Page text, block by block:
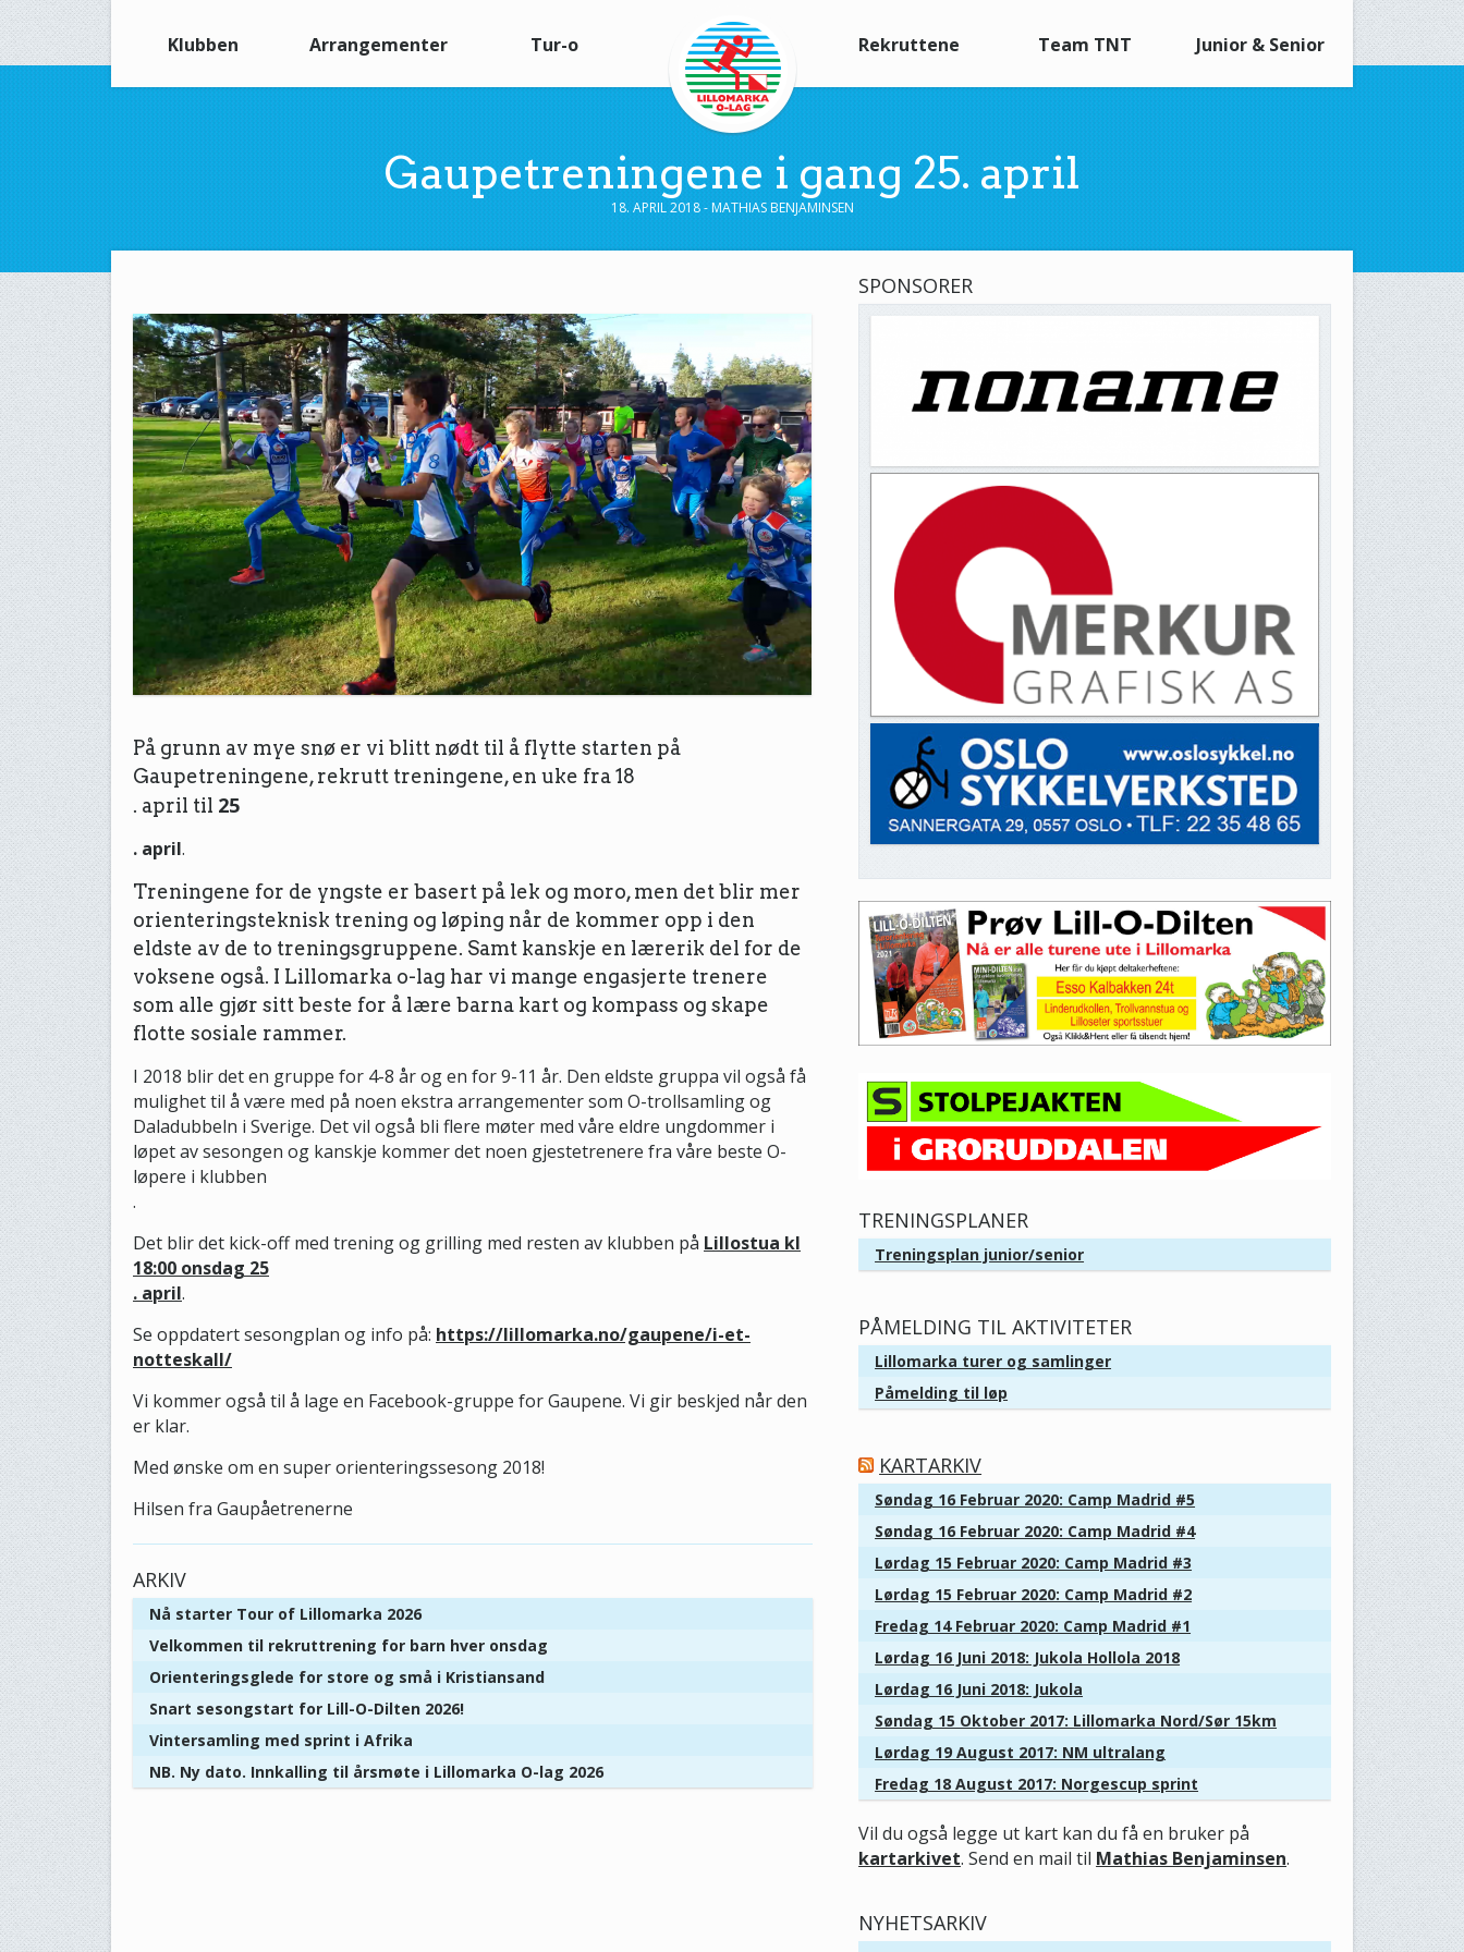
Klubben Arrangementer Tur-o Rekruttene Team TNT Junior & Senior
Gaupetreningene i gang 25. april
18. APRIL 2018 - MATHIAS BENJAMINSEN
På grunn av mye snø er vi blitt nødt til å flytte starten på
Gaupetreningene, rekrutt treningene, en uke fra 18
. april til 25
. april.
Treningene for de yngste er basert på lek og moro, men det blir mer
orienteringsteknisk trening og løping når de kommer opp i den
eldste av de to treningsgruppene. Samt kanskje en lærerik del for de
voksene også. I Lillomarka o-lag har vi mange engasjerte trenere
som alle gjør sitt beste for å lære barna kart og kompass og skape
flotte sosiale rammer.
I 2018 blir det en gruppe for 4-8 år og en for 9-11 år. Den eldste gruppa vil også få
mulighet til å være med på noen ekstra arrangementer som O-trollsamling og
Daladubbeln i Sverige. Det vil også bli flere møter med våre eldre ungdommer i
løpet av sesongen og kanskje kommer det noen gjestetrenere fra våre beste O-
løpere i klubben
.
Det blir det kick-off med trening og grilling med resten av klubben på Lillostua kl
18:00 onsdag 25
. april.
Se oppdatert sesongplan og info på: https://lillomarka.no/gaupene/i-et-
notteskall/
Vi kommer også til å lage en Facebook-gruppe for Gaupene. Vi gir beskjed når den
er klar.
Med ønske om en super orienteringssesong 2018!
Hilsen fra Gaupåetrenerne
ARKIV
Nå starter Tour of Lillomarka 2026
Velkommen til rekruttrening for barn hver onsdag
Orienteringsglede for store og små i Kristiansand
Snart sesongstart for Lill-O-Dilten 2026!
Vintersamling med sprint i Afrika
NB. Ny dato. Innkalling til årsmøte i Lillomarka O-lag 2026
SPONSORER
TRENINGSPLANER
Treningsplan junior/senior
PÅMELDING TIL AKTIVITETER
Lillomarka turer og samlinger
Påmelding til løp
KARTARKIV
Søndag 16 Februar 2020: Camp Madrid #5
Søndag 16 Februar 2020: Camp Madrid #4
Lørdag 15 Februar 2020: Camp Madrid #3
Lørdag 15 Februar 2020: Camp Madrid #2
Fredag 14 Februar 2020: Camp Madrid #1
Lørdag 16 Juni 2018: Jukola Hollola 2018
Lørdag 16 Juni 2018: Jukola
Søndag 15 Oktober 2017: Lillomarka Nord/Sør 15km
Lørdag 19 August 2017: NM ultralang
Fredag 18 August 2017: Norgescup sprint
Vil du også legge ut kart kan du få en bruker på
kartarkivet. Send en mail til Mathias Benjaminsen.
NYHETSARKIV